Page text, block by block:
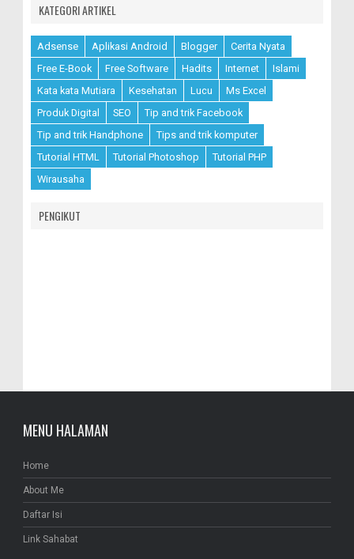
KATEGORI ARTIKEL
Adsense Aplikasi Android Blogger
Cerita Nyata
Free E-Book
Free Software Hadits Internet
Islami
Kata kata Mutiara
Kesehatan Lucu
Ms Excel
Produk Digital
SEO
Tip and trik Facebook
Tip and trik Handphone
Tips and trik komputer
Tutorial HTML
Tutorial Photoshop
Tutorial PHP
Wirausaha
PENGIKUT
MENU HALAMAN
Home
About Me
Daftar Isi
Link Sahabat